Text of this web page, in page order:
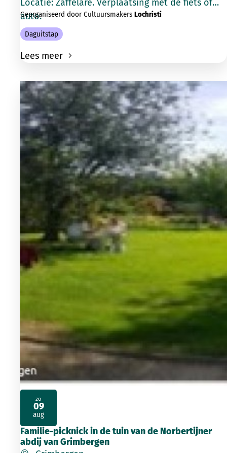
Locatie: Zaffelare. Verplaatsing met de fiets of
auto.
Georganiseerd door Cultuursmakers Lochristi
Daguitstap
Lees meer
Familie-picknick in de tuin van de Norbertijner
abdij van Grimbergen
zo
09
aug
2026